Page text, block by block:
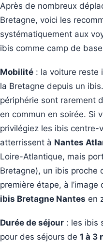
Après de nombreux
Bretagne, voici les
systématiquement aux
ibis comme camp de
Mobilité : la voiture reste
la Bretagne depuis un
périphérie sont rarement
en commun en soirée. Si
privilégiez les ibis centre-
atterrissent à Nantes
Loire-Atlantique, mais
Bretagne), un ibis proche
première étape, à l’image
ibis Bretagne Nantes en
Durée de séjour : les ibis
pour des séjours de 1 à 3